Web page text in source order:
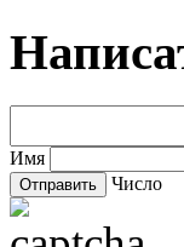
Имя
Число